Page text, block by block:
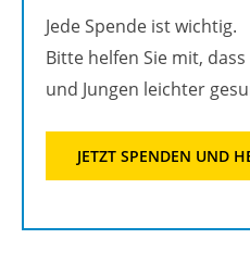
Jede Spen­de ist wich­tig.
Bitte hel­fen Sie mit,
und Jun­gen leich­ter
JETZT SPEN­DEN UND